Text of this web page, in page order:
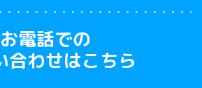
お電話での
合わせはこちら